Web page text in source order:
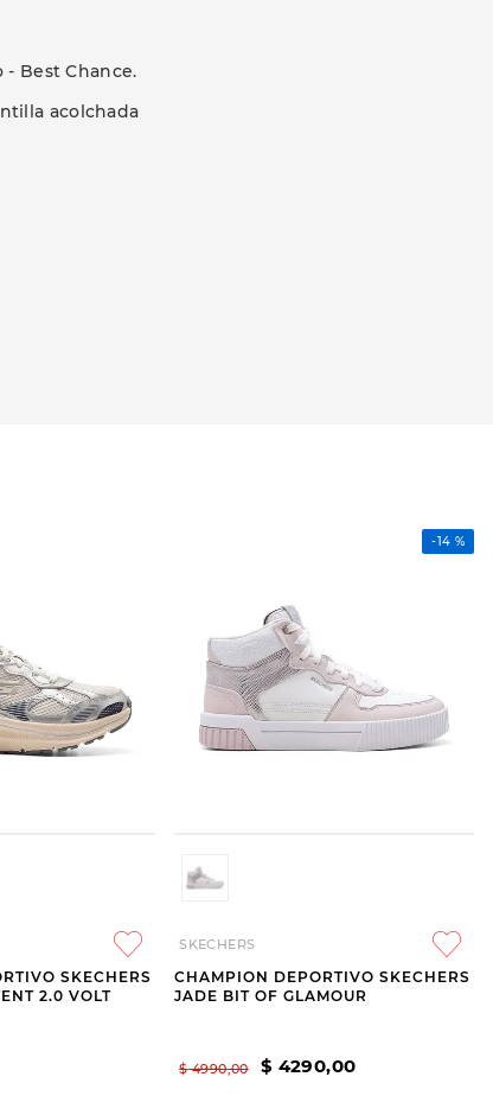
Best Chance.
acolchada
SKECHERS
2.0 VOLT
-14 %
SKECHERS
CHAMPION DEPORTIVO SKECHERS
JADE BIT OF GLAMOUR
$ 4990,00 $ 4290,00